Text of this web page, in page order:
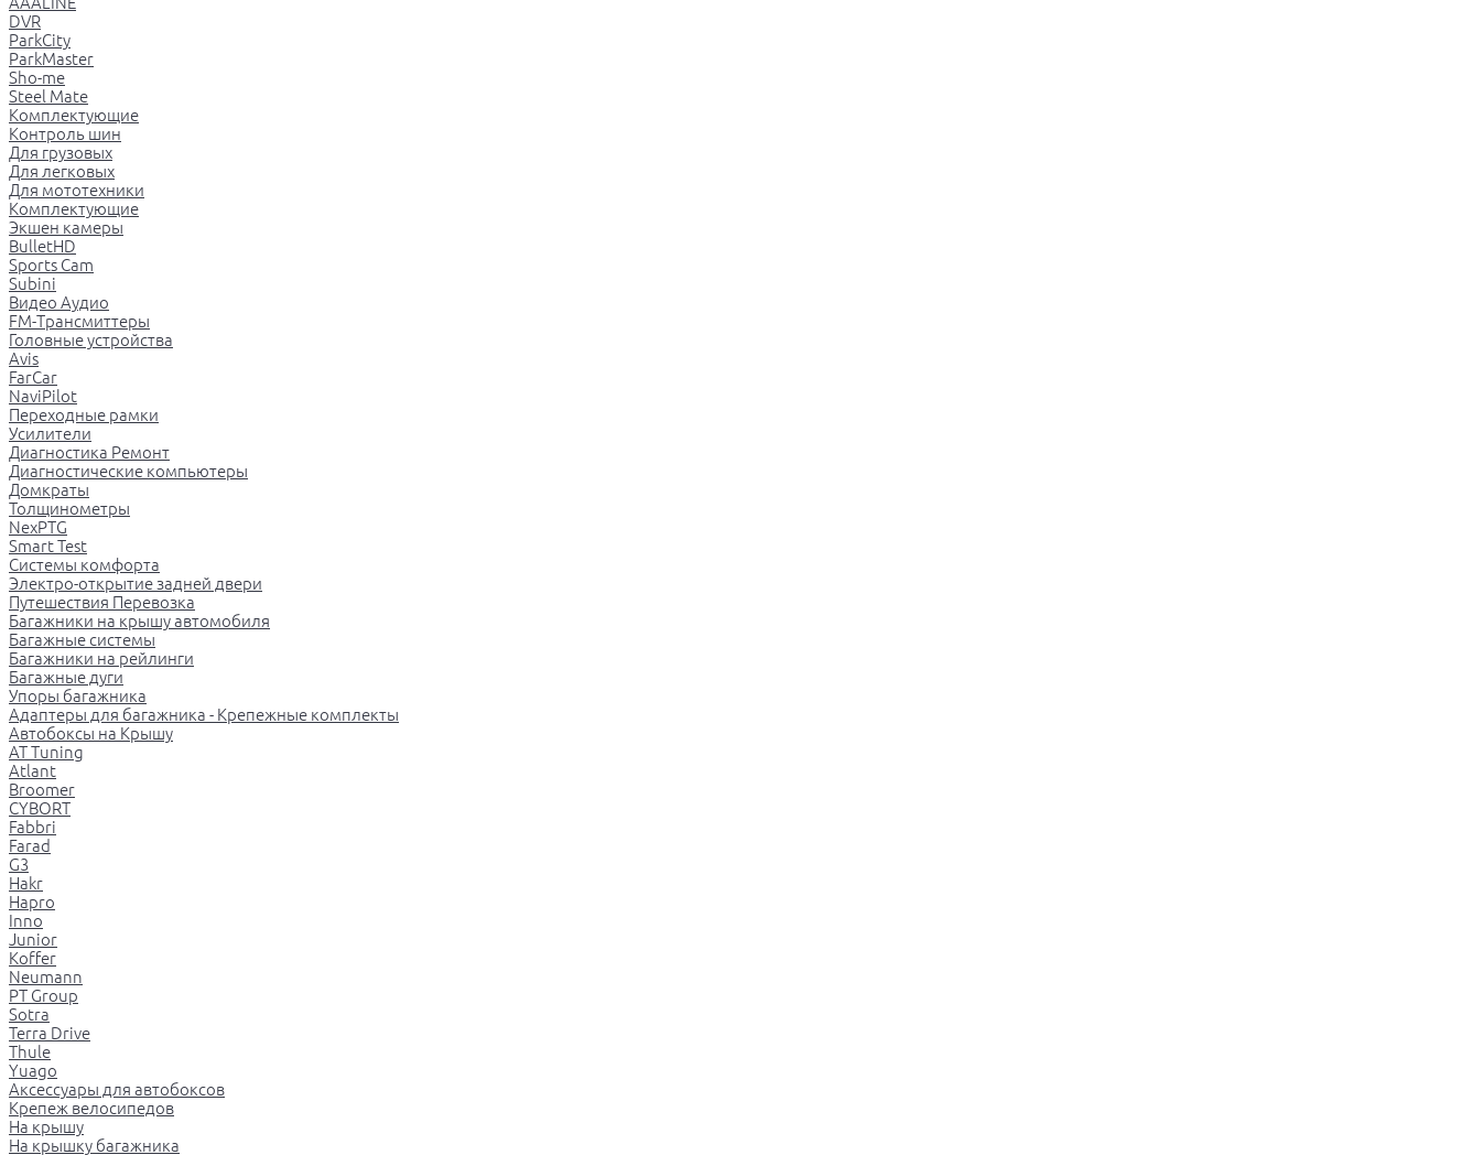
DVR
ParkCity
ParkMaster
Sho-me
Steel Mate
Комплектующие
Контроль шин
Для грузовых
Для легковых
Для мототехники
Комплектующие
Экшен камеры
BulletHD
Sports Cam
Subini
Видео Аудио
FM-Трансмиттеры
Головные устройства
Avis
FarCar
NaviPilot
Переходные рамки
Усилители
Диагностика Ремонт
Диагностические компьютеры
Домкраты
Толщинометры
NexPTG
Smart Test
Системы комфорта
Электро-открытие задней двери
Путешествия Перевозка
Багажники на крышу автомобиля
Багажные системы
Багажники на рейлинги
Багажные дуги
Упоры багажника
Адаптеры для багажника - Крепежные комплекты
Автобоксы на Крышу
AT Tuning
Atlant
Broomer
CYBORT
Fabbri
Farad
G3
Hakr
Hapro
Inno
Junior
Koffer
Neumann
PT Group
Sotra
Terra Drive
Thule
Yuago
Аксессуары для автобоксов
Крепеж велосипедов
На крышу
На крышку багажника